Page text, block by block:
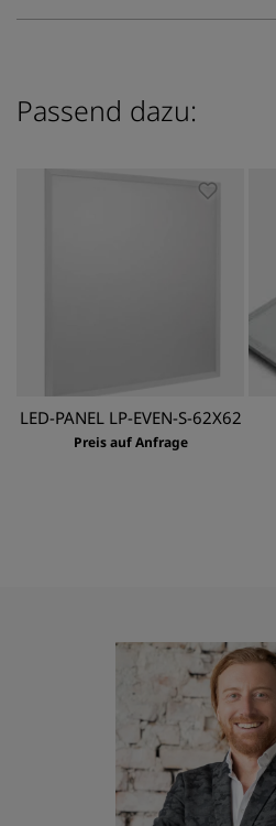
Passend dazu:
LED-PANEL LP-EVEN-S-62X62
Preis auf Anfrage